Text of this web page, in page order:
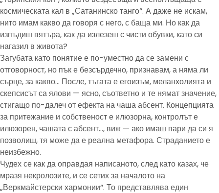
космическата кал в „Сатанинско танго“. А даже не искам,
нито имам какво да говоря с него, с баща ми. Но как да
изпъдиш вятъра, как да излезеш с чисти обувки, като си
нагазил в живота?
Загубата като понятие е по-уместно да се замени с
отговорност, но пък е безсърдечно, признавам, а няма ли
сърце, за какво… После, тъгата е егоизъм, меланхолията и
скепсисът са ялови — ясно, съответно и те нямат значение,
стигащо по-далеч от ефекта на чаша абсент. Концепцията
за притежание и собственост е илюзорна, контролът е
илюзорен, чашата с абсент…, виж — ако имаш пари да си я
позволиш, тя може да е реална метафора. Страданието е
неизбежно.
Чудех се как да оправдая написаното, след като казах, че
мразя некролозите, и се сетих за началото на
„Веркмайстерски хармонии“. То представлява един